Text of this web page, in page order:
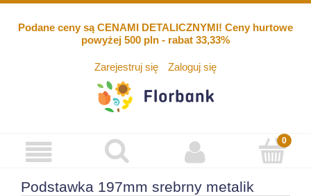
Podane ceny są CENAMI DETALICZNYMI! Ceny hurtowe
powyżej 500 pln - rabat 33,33%
Zarejestruj się Zaloguj się
Podstawka 197mm srebrny metalik